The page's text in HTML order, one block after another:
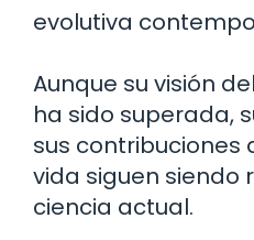
evolutiva
Aunque su visión
ha sido superada,
sus contribuciones
vida siguen siendo
ciencia actual.